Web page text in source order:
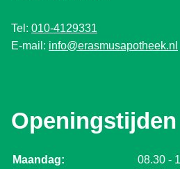
Tel: 010-4129331
E-mail: info@erasmusapotheek.nl
Openingstijden
Maandag:
08.30 -